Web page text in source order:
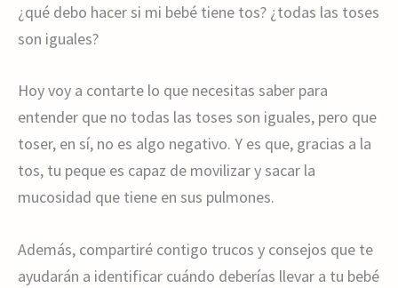
¿qué debo hacer si mi bebé tiene tos? ¿todas las toses
son iguales?
Hoy voy a contarte lo que necesitas saber para
entender que no todas las toses son iguales, pero que
toser, en sí, no es algo negativo. Y es que, gracias a la
tos, tu peque es capaz de movilizar y sacar la
mucosidad que tiene en sus pulmones.
Además, compartiré contigo trucos y consejos que te
ayudarán a identificar cuándo deberías llevar a tu bebé